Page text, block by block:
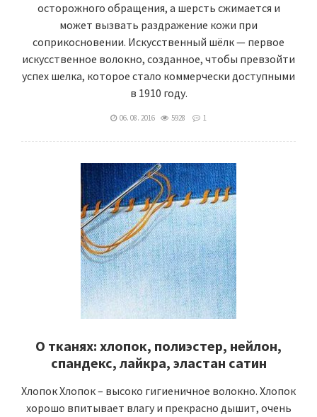
осторожного обращения, а шерсть сжимается и
может вызвать раздражение кожи при
соприкосновении. Искусственный шёлк — первое
искусственное волокно, созданное, чтобы превзойти
успех шелка, которое стало коммерчески доступными
в 1910 году.
06. 08. 2016 5928 1
О тканях: хлопок, полиэстер, нейлон,
спандекс, лайкра, эластан сатин
Хлопок Хлопок – высоко гигиеничное волокно. Хлопок
хорошо впитывает влагу и прекрасно дышит, очень